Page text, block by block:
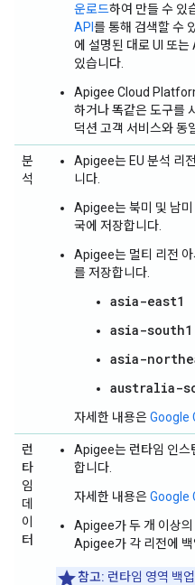
운로드하여 만들 수 있
API 를 통해 검색할 수
에 설명된 대로 UI 또
있습니다.
Apigee Cloud
하거나 똑같은 도구를
덕션 고객 서비스와 동
분
석
Apigee는 EU 분석 리
니다.
Apigee는 북미 및 남미
국에 저장합니다.
Apigee는 멀티 리전 아
를 저장합니다.
asia-east1
asia-south1
asia-
australia-
자세한 내용은Google
런
타
임
데
이
터
Apigee는 런타임 인스
합니다.
자세한 내용은Google
Apigee가 두 개 이상
Apigee가 각 리전에 백
참고: 런타임 영역 백